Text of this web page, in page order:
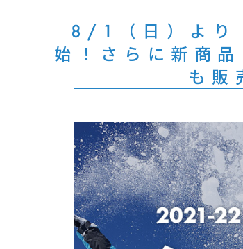
8/1（日）より
始！さらに新商
も販